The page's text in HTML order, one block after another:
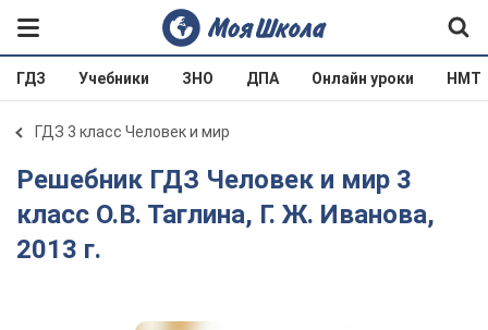
ГДЗ Учебники ЗНО ДПА Онлайн уроки НМТ
ГДЗ 3 класс Человек и мир
Решебник ГДЗ Человек и мир 3
класс О.В. Таглина, Г. Ж. Иванова,
2013 г.